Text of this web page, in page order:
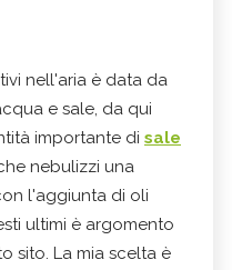
nell'aria è data da
e sale, da qui
importante di sale
nebulizzi una
l'aggiunta di oli
ultimi è argomento
sito. La mia scelta è